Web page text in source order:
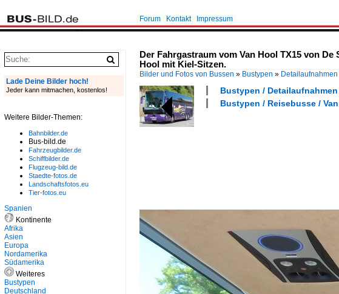
Forum Kontakt Impressum
Der Fahrgastraum vom Van Hool TX15 von
Hool mit Kiel-Sitzen.
Bilder und Fotos von Bussen » Bustypen » Detailaufnahmen
Bustypen /
Bustypen / Reisebusse /
Lade Deine Bilder hoch!
Jeder kann mitmachen, kostenlos!
Weitere Bilder-Themen:
Bahnbilder.de
Bus-bild.de
Fahrzeugbilder.de
Schiffbilder.de
Flugzeug-bild.de
Staedte-fotos.de
Landschaftsfotos.eu
Tier-fotos.eu
Spanien
Kontinente
Afrika
Asien
Europa
Nordamerika
Südamerika
Weiteres
Bustypen
Deutschland